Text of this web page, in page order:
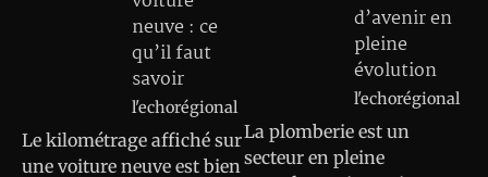
neuve : ce
qu’il faut
savoir
l'echorégional
Le kilométrage affiché sur
une voiture neuve est bien
d’avenir en
pleine
évolution
l'echorégional
La plomberie est un
secteur en pleine